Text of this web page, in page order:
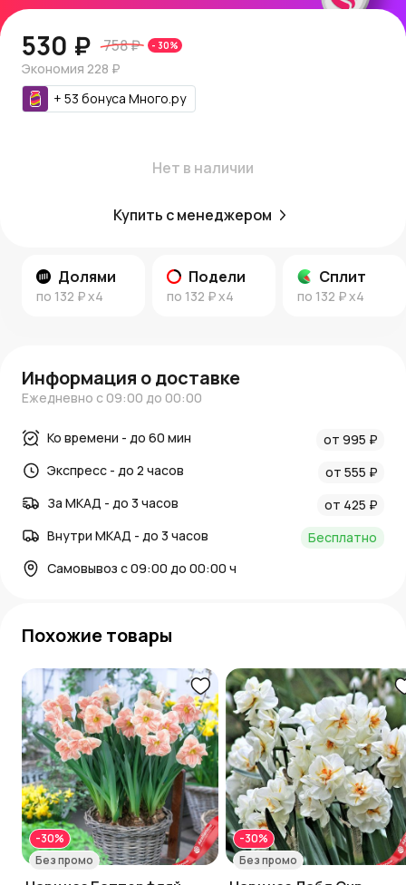
530 ₽ 758 ₽ - 30%
Экономия 228 ₽
+ 53 бонуса Много.ру
Нет в наличии
Купить с менеджером
Долями
по 132 ₽x4
Подели
по 132 ₽x4
Сплит
по 132 ₽x4
Информация о доставке
Ежедневно с 09:00 до 00:00
Ко времени - до 60 мин
от 995 ₽
Экспресс - до 2 часов
от 555 ₽
За МКАД - до 3 часов
от 425 ₽
Внутри МКАД - до 3 часов
Бесплатно
Самовывоз с 09:00 до 00:00 ч
Похожие товары
-30%
Без промо
-30%
Без промо